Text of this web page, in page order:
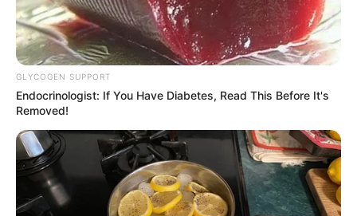
GLYCOGEN SUPPORT
Endocrinologist: If You Have Diabetes, Read This Before It's
Removed!